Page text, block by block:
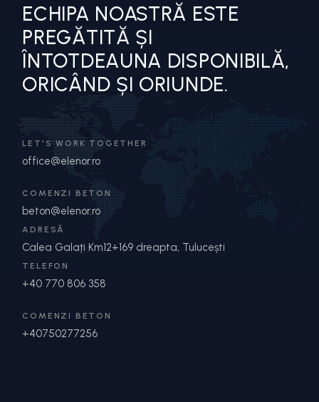
ECHIPA NOASTRĂ ESTE
PREGĂTITĂ ȘI
ÎNTOTDEAUNA DISPONIBILĂ,
ORICÂND ȘI ORIUNDE.
LET'S WORK TOGETHER
office@elenor.ro
COMENZI BETON
beton@elenor.ro
ADRESĂ
Calea Galați Km12+169 dreapta, Tulucești
TELEFON
+40 770 806 358
COMENZI BETON
+40750277256